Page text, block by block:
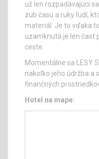
už len rozpadávajúci
zub času a ruky ľudí,
materiál. Je to vďaka
uzamknutá je len časť
ceste.
Momentálne sa LESY
nakoľko jeho údržba a
finančných
Hotel na mape: